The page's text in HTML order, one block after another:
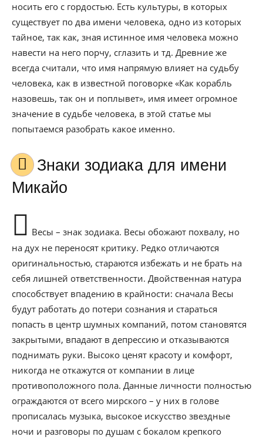
носить его с гордостью. Есть культуры, в которых
существует по два имени человека, одно из которых
тайное, так как, зная истинное имя человека можно
навести на него порчу, сглазить и тд. Древние же
всегда считали, что имя напрямую влияет на судьбу
человека, как в известной поговорке «Как корабль
назовешь, так он и поплывет», имя имеет огромное
значение в судьбе человека, в этой статье мы
попытаемся разобрать какое именно.
Знаки зодиака для имени
Микайо
Весы – знак зодиака. Весы обожают похвалу, но
на дух не переносят критику. Редко отличаются
оригинальностью, стараются избежать и не брать на
себя лишней ответственности. Двойственная натура
способствует впадению в крайности: сначала Весы
будут работать до потери сознания и стараться
попасть в центр шумных компаний, потом становятся
закрытыми, впадают в депрессию и отказываются
поднимать руки. Высоко ценят красоту и комфорт,
никогда не откажутся от компании в лице
противоположного пола. Данные личности полностью
ограждаются от всего мирского – у них в голове
прописалась музыка, высокое искусство звездные
ночи и разговоры по душам с бокалом крепкого